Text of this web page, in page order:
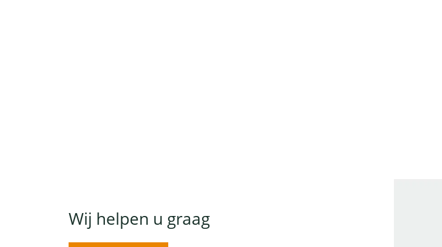
Wij helpen u graag